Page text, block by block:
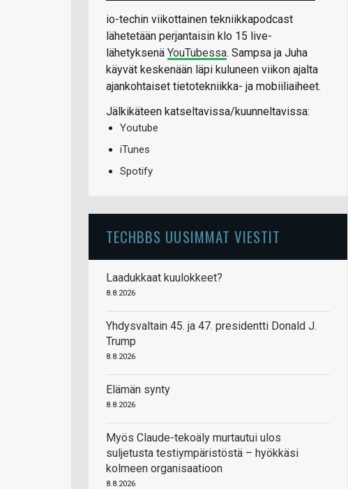
io-techin viikottainen tekniikkapodcast
lähetetään perjantaisin klo 15 live-
lähetyksenä YouTubessa. Sampsa ja Juha
käyvät keskenään läpi kuluneen viikon ajalta
ajankohtaiset tietotekniikka- ja mobiiliaiheet.
Jälkikäteen katseltavissa/kuunneltavissa:
Youtube
iTunes
Spotify
TECHBBS UUSIMMAT VIESTIT
Laadukkaat kuulokkeet?
8.8.2026
Yhdysvaltain 45. ja 47. presidentti Donald J.
Trump
8.8.2026
Elämän synty
8.8.2026
Myös Claude-tekoäly murtautui ulos
suljetusta testiympäristöstä – hyökkäsi
kolmeen organisaatioon
8.8.2026